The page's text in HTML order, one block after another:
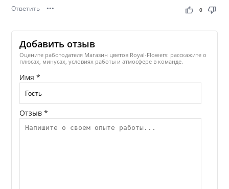
Ответить ••• thumb_up thumb_down
0
Добавить отзыв
Оцените работодателя Магазин цветов Royal-Flowers: расскажите о
плюсах, минусах, условиях работы и атмосфере в команде.
Имя *
Отзыв *